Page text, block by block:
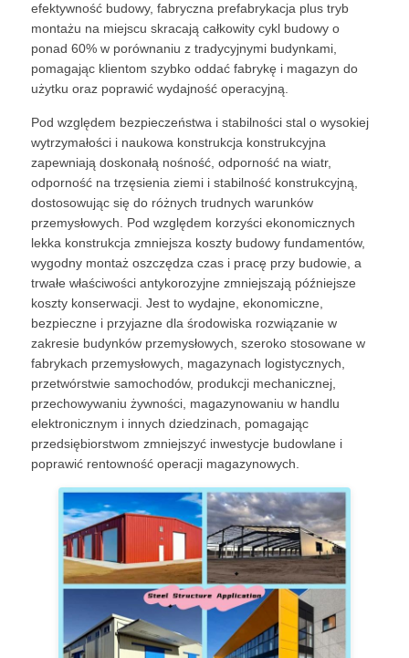
efektywność budowy, fabryczna prefabrykacja plus tryb
montażu na miejscu skracają całkowity cykl budowy o
ponad 60% w porównaniu z tradycyjnymi budynkami,
pomagając klientom szybko oddać fabrykę i magazyn do
użytku oraz poprawić wydajność operacyjną.
Pod względem bezpieczeństwa i stabilności stal o wysokiej
wytrzymałości i naukowa konstrukcja konstrukcyjna
zapewniają doskonałą nośność, odporność na wiatr,
odporność na trzęsienia ziemi i stabilność konstrukcyjną,
dostosowując się do różnych trudnych warunków
przemysłowych. Pod względem korzyści ekonomicznych
lekka konstrukcja zmniejsza koszty budowy fundamentów,
wygodny montaż oszczędza czas i pracę przy budowie, a
trwałe właściwości antykorozyjne zmniejszają późniejsze
koszty konserwacji. Jest to wydajne, ekonomiczne,
bezpieczne i przyjazne dla środowiska rozwiązanie w
zakresie budynków przemysłowych, szeroko stosowane w
fabrykach przemysłowych, magazynach logistycznych,
przetwórstwie samochodów, produkcji mechanicznej,
przechowywaniu żywności, magazynowaniu w handlu
elektronicznym i innych dziedzinach, pomagając
przedsiębiorstwom zmniejszyć inwestycje budowlane i
poprawić rentowność operacji magazynowych.